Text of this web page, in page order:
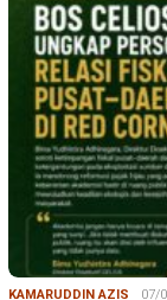
KAMARUDDIN AZIS 07/